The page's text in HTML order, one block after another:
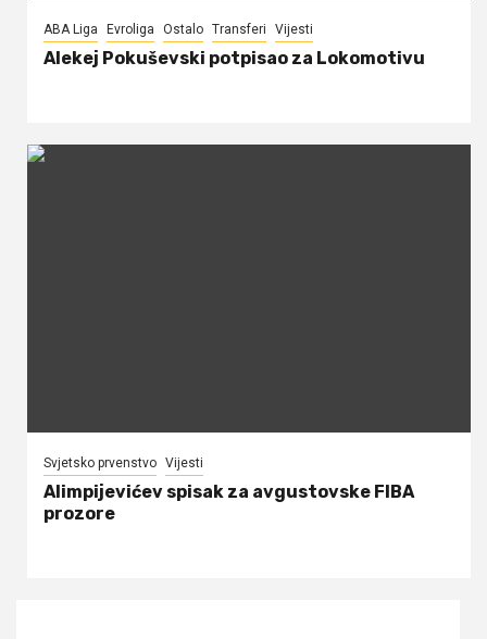
ABA Liga Evroliga Ostalo Transferi Vijesti
Alekej Pokuševski potpisao za Lokomotivu
Svjetsko prvenstvo Vijesti
Alimpijevićev spisak za avgustovske FIBA
prozore